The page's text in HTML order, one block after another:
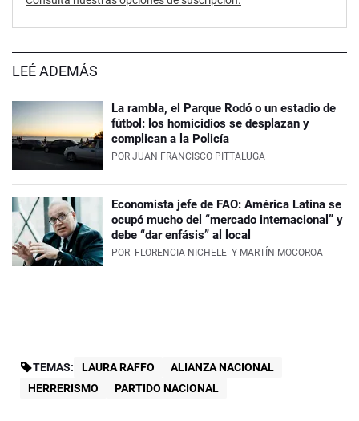
LEÉ ADEMÁS
La rambla, el Parque Rodó o un estadio de
fútbol: los homicidios se desplazan y
complican a la Policía
POR JUAN FRANCISCO PITTALUGA
Economista jefe de FAO: América Latina se
ocupó mucho del “mercado internacional” y
debe “dar enfásis” al local
POR FLORENCIA NICHELE Y MARTÍN MOCOROA
TEMAS: LAURA RAFFO
ALIANZA NACIONAL
HERRERISMO
PARTIDO NACIONAL